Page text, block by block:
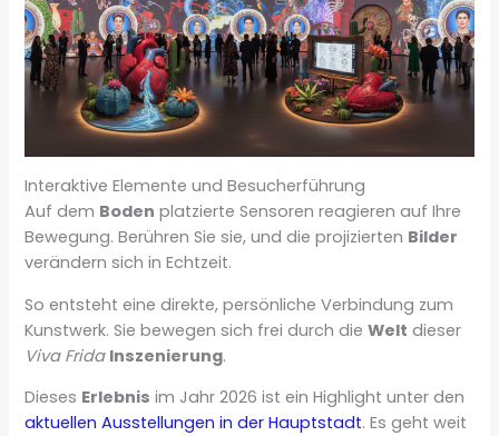
Interaktive Elemente und Besucherführung
Auf dem Boden platzierte Sensoren reagieren auf Ihre
Bewegung. Berühren Sie sie, und die projizierten Bilder
verändern sich in Echtzeit.
So entsteht eine direkte, persönliche Verbindung zum
Kunstwerk. Sie bewegen sich frei durch dieWelt dieser
Viva Frida Inszenierung.
Dieses Erlebnis im Jahr 2026 ist ein Highlight unter den
aktuellen Ausstellungen in der Hauptstadt. Es geht weit